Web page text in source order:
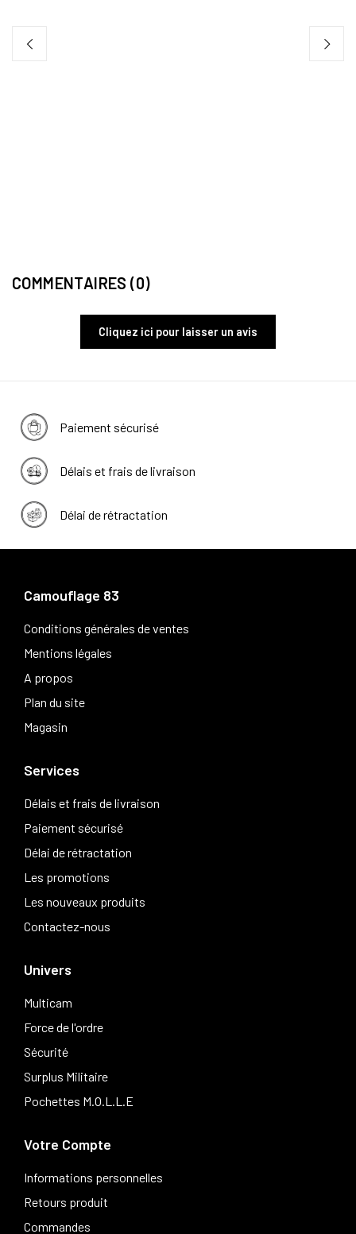
COMMENTAIRES (0)
Cliquez ici pour laisser un avis
Paiement sécurisé
Délais et frais de livraison
Délai de rétractation
Camouflage 83
Conditions générales de ventes
Mentions légales
A propos
Plan du site
Magasin
Services
Délais et frais de livraison
Paiement sécurisé
Délai de rétractation
Les promotions
Les nouveaux produits
Contactez-nous
Univers
Multicam
Force de l'ordre
Sécurité
Surplus Militaire
Pochettes M.O.L.L.E
Votre Compte
Informations personnelles
Retours produit
Commandes